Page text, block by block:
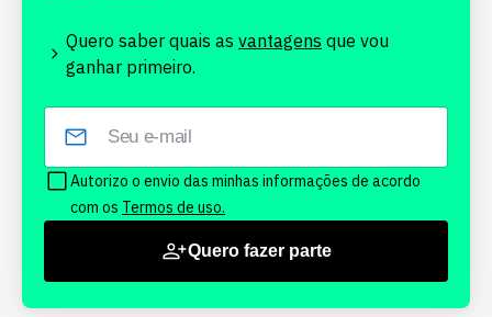
Quero saber quais as vantagens que vou
ganhar primeiro.
Autorizo o envio das minhas informações de acordo
com os Termos de uso.
Quero fazer parte